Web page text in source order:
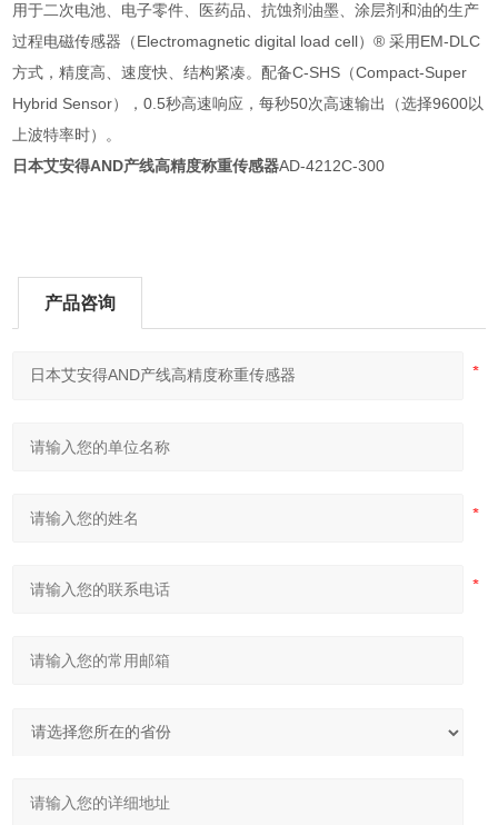
用于二次电池、电子零件、医药品、抗蚀剂油墨、涂层剂和油的生产
过程电磁传感器（Electromagnetic digital load cell）® 采用EM-DLC
方式，精度高、速度快、结构紧凑。配备C-SHS（Compact-Super
Hybrid Sensor），0.5秒高速响应，每秒50次高速输出（选择9600以
上波特率时）。
日本艾安得AND产线高精度称重传感器AD-4212C-300
产品咨询